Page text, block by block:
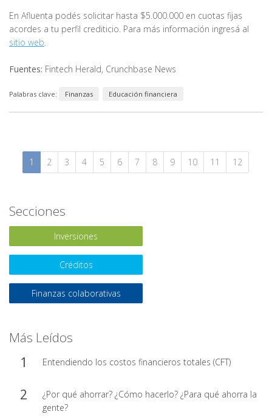
En Afluenta podés solicitar hasta $5.000.000 en cuotas fijas
acordes a tu perfil crediticio. Para más información ingresá al
sitio web.
Fuentes: Fintech Herald, Crunchbase News
Palabras clave: Finanzas Educación financiera
1 2 3 4 5 6 7 8 9 10 11 12
Secciones
Inversiones
Créditos
Finanzas colaborativas
Más Leídos
Entendiendo los costos financieros totales (CFT)
¿Por qué ahorrar? ¿Cómo hacerlo? ¿Para qué ahorra la
gente?